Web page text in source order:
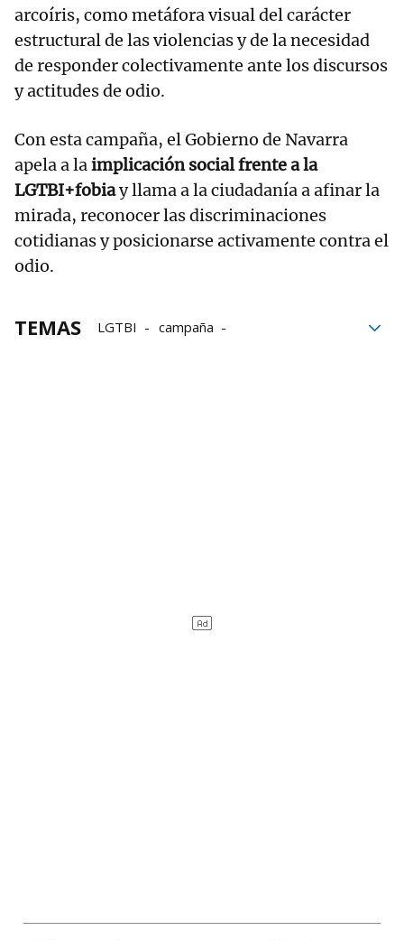
arcoíris, como metáfora visual del carácter
estructural de las violencias y de la necesidad
de responder colectivamente ante los discursos
y actitudes de odio.
Con esta campaña, el Gobierno de Navarra
apela a laimplicación social frente a la
LGTBI+fobiay llama a la ciudadanía a afinar la
mirada, reconocer las discriminaciones
cotidianas y posicionarse activamente contra el
odio.
TEMAS LGTBI
campaña